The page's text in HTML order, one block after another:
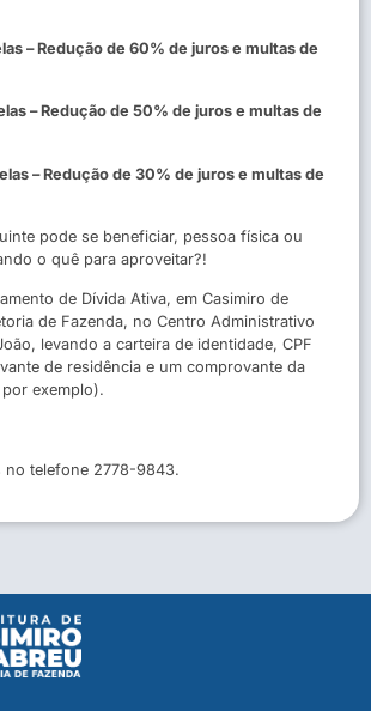
– Redução de 60% de juros e multas de
– Redução de 50% de juros e multas de
– Redução de 30% de juros e multas de
pode se beneficiar, pessoa física ou
o quê para aproveitar?!
de Dívida Ativa, em Casimiro de
de Fazenda, no Centro Administrativo
levando a carteira de identidade, CPF
de residência e um comprovante da
exemplo).
no telefone 2778-9843.